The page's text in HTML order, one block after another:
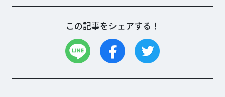
この記事をシェアする！